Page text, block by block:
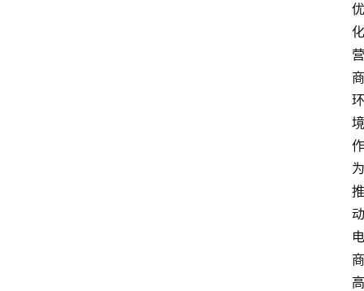
优
化
营
商
环
境
作
为
推
动
电
商
高